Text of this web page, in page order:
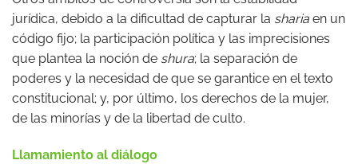
jurídica, debido a la dificultad de capturar la sharia en un
código fijo; la participación política y las imprecisiones
que plantea la noción de shura; la separación de
poderes y la necesidad de que se garantice en el texto
constitucional; y, por último, los derechos de la mujer,
de las minorías y de la libertad de culto.
Llamamiento al diálogo